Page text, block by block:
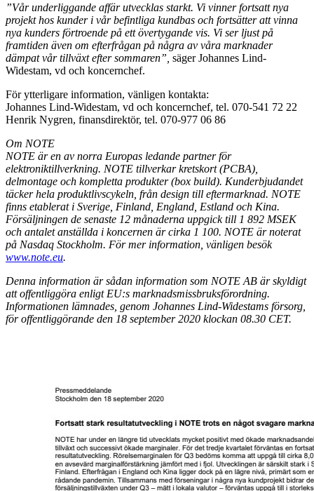
”Vår underliggande affär utvecklas starkt. Vi vinner fortsatt nya
projekt hos kunder i vår befintliga kundbas och fortsätter att vinna
nya kunders förtroende på ett övertygande vis. Vi ser ljust på
framtiden även om efterfrågan på några av våra marknader
dämpat vår tillväxt efter sommaren”, säger Johannes Lind-
Widestam, vd och koncernchef.
För ytterligare information, vänligen kontakta:
Johannes Lind-Widestam, vd och koncernchef, tel. 070-541 72 22
Henrik Nygren, finansdirektör, tel. 070-977 06 86
Om NOTE
NOTE är en av norra Europas ledande partner för
elektroniktillverkning. NOTE tillverkar kretskort (PCBA),
delmontage och kompletta produkter (box build). Kunderbjudandet
täcker hela produktlivscykeln, från design till eftermarknad. NOTE
finns etablerat i Sverige, Finland, England, Estland och Kina.
Försäljningen de senaste 12 månaderna uppgick till 1 892 MSEK
och antalet anställda i koncernen är cirka 1 100. NOTE är noterat
på Nasdaq Stockholm. För mer information, vänligen besök
www.note.eu.
Denna information är sådan information som NOTE AB är skyldigt
att offentliggöra enligt EU:s marknadsmissbruksförordning.
Informationen lämnades, genom Johannes Lind-Widestams försorg,
för offentliggörande den 18 september 2020 klockan 08.30 CET.